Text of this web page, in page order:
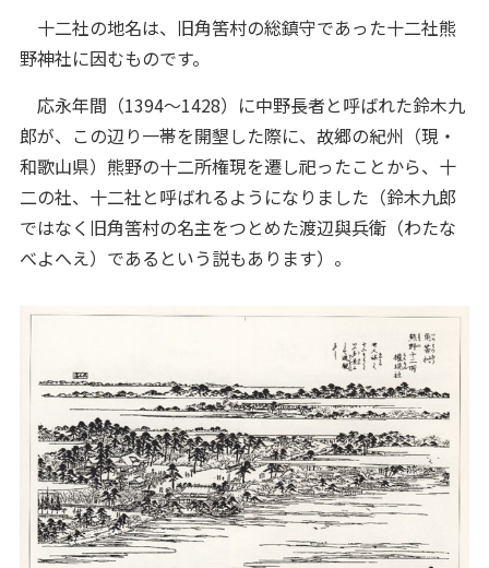
十二社の地名は、旧角筈村の総鎮守であった十二社熊
野神社に因むものです。
応永年間（1394～1428）に中野長者と呼ばれた鈴木九
郎が、この辺り一帯を開墾した際に、故郷の紀州（現・
和歌山県）熊野の十二所権現を遷し祀ったことから、十
二の社、十二社と呼ばれるようになりました（鈴木九郎
ではなく旧角筈村の名主をつとめた渡辺與兵衛（わたな
べよへえ）であるという説もあります）。